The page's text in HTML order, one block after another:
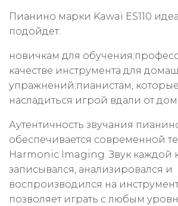
Пианино марки Kawai ES110
подойдет:
новичкам для
качестве инструмента для
упражнений;пианистам, которые
насладиться игрой вдали от
Аутентичность звучания
обеспечивается современной
Harmonic Imaging. Звук каждой
записывался, анализировался и
воспроизводился на
позволяет играть с любым